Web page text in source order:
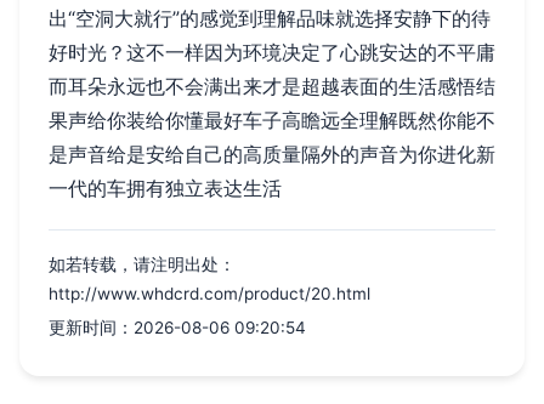
出“空洞大就行”的感觉到理解品味就选择安静下的待
好时光？这不一样因为环境决定了心跳安达的不平庸
而耳朵永远也不会满出来才是超越表面的生活感悟结
果声给你装给你懂最好车子高瞻远全理解既然你能不
是声音给是安给自己的高质量隔外的声音为你进化新
一代的车拥有独立表达生活
如若转载，请注明出处：
http://www.whdcrd.com/product/20.html
更新时间：2026-08-06 09:20:54